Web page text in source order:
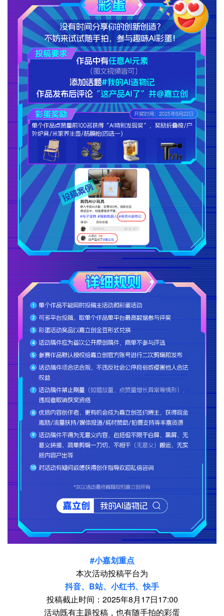
#小嘉划重点
本次活动投稿平台为
抖音、B站、小红书、快手
投稿截止时间：2025年8月17日17:00
活动既有主题投稿，也有随手拍的彩蛋